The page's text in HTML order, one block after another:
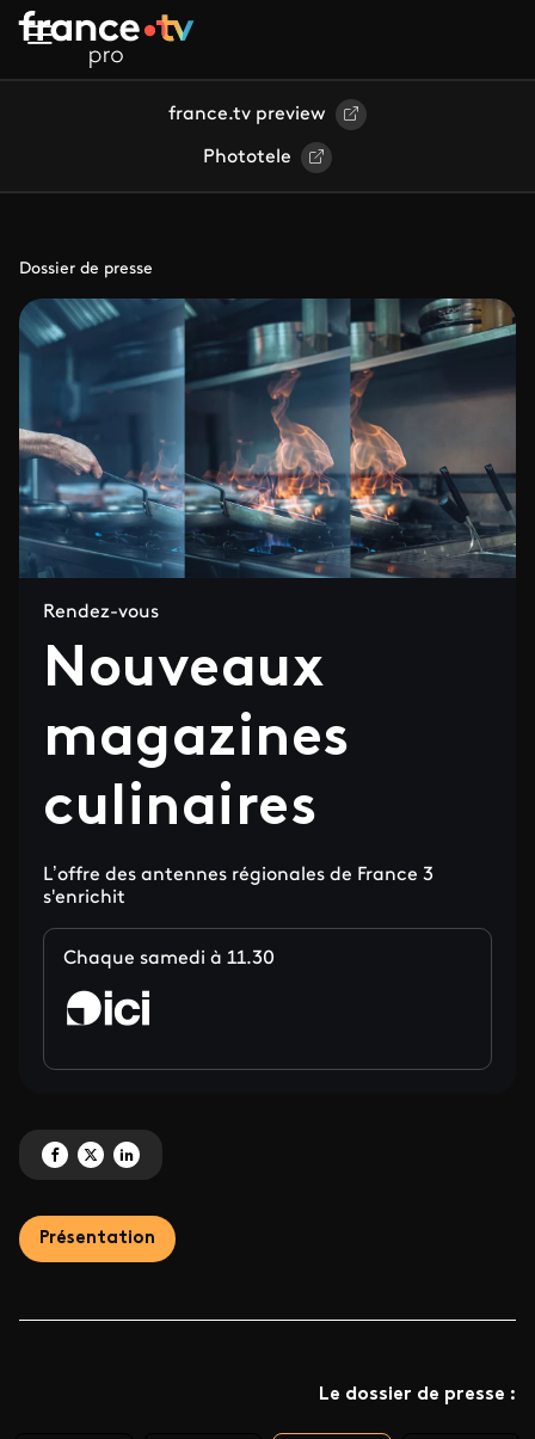
Aller au contenu principal
france.tv preview
Phototele
Dossier de presse
Rendez-vous
Nouveaux
magazines
culinaires
L’offre des antennes régionales de France 3
s'enrichit
Chaque samedi à 11.30
Partagez 'Nouveaux magazines culinaires' sur Facebook
Partagez 'Nouveaux magazines culinaires' sur X
Partagez 'Nouveaux magazines culinaires' sur LinkedIn
Présentation
Le dossier de presse :